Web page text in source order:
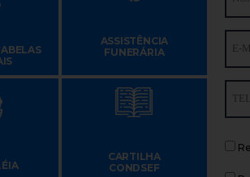
ASSISTÊNCIA
FUNERÁRIA
CARTILHA
CONDSEF